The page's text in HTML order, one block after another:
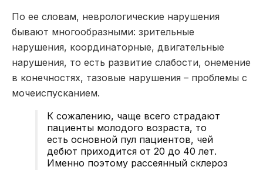
По ее словам, неврологические нарушения
бывают многообразными: зрительные
нарушения, координаторные, двигательные
нарушения, то есть развитие слабости, онемение
в конечностях, тазовые нарушения – проблемы с
мочеиспусканием.
К сожалению, чаще всего страдают
пациенты молодого возраста, то
есть основной пул пациентов, чей
дебют приходится от 20 до 40 лет.
Именно поэтому рассеянный склероз